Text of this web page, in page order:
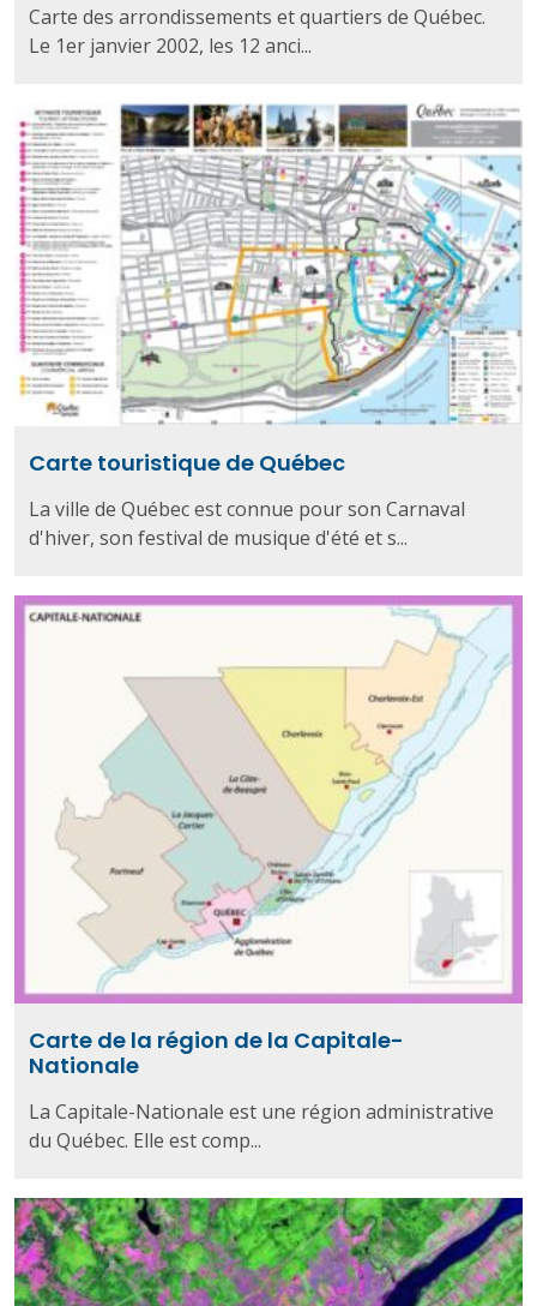
Carte des arrondissements et quartiers de Québec.
Le 1er janvier 2002, les 12 anci...
Carte touristique de Québec
La ville de Québec est connue pour son Carnaval
d'hiver, son festival de musique d'été et s...
Carte de la région de la Capitale-
Nationale
La Capitale-Nationale est une région administrative
du Québec. Elle est comp...